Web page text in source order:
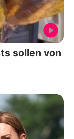
sollen von